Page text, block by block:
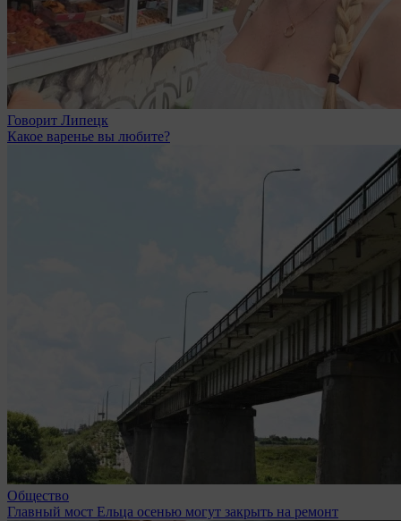
Говорит Липецк
Какое варенье вы любите?
Общество
Главный мост Ельца осенью могут закрыть на ремонт